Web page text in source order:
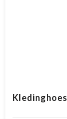
Kledinghoes